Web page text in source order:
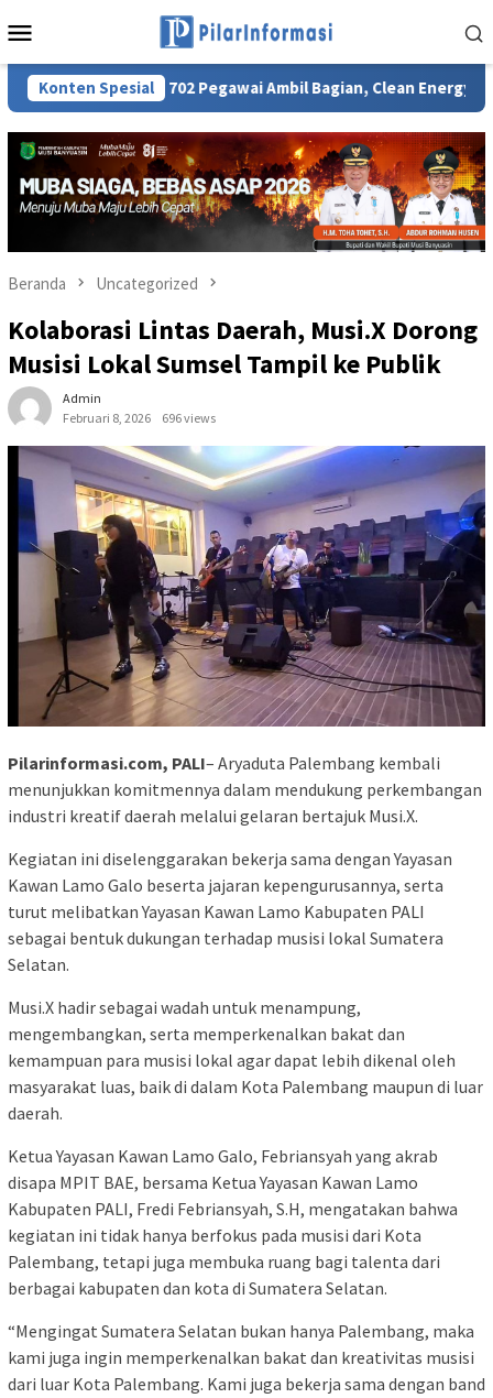
ke
Mobile
Konten Spesial
702 Pegawai Ambil Bagian, Clean Energy Day PLN UID
Beranda Uncategorized
Kolaborasi Lintas Daerah, Musi.X Dorong
Musisi Lokal Sumsel Tampil ke Publik
Admin
Februari 8, 2026
696 views
Pilarinformasi.com, PALI– Aryaduta Palembang kembali
menunjukkan komitmennya dalam mendukung perkembangan
industri kreatif daerah melalui gelaran bertajuk Musi.X.
Kegiatan ini diselenggarakan bekerja sama dengan Yayasan
Kawan Lamo Galo beserta jajaran kepengurusannya, serta
turut melibatkan Yayasan Kawan Lamo Kabupaten PALI
sebagai bentuk dukungan terhadap musisi lokal Sumatera
Selatan.
Musi.X hadir sebagai wadah untuk menampung,
mengembangkan, serta memperkenalkan bakat dan
kemampuan para musisi lokal agar dapat lebih dikenal oleh
masyarakat luas, baik di dalam Kota Palembang maupun di luar
daerah.
Ketua Yayasan Kawan Lamo Galo, Febriansyah yang akrab
disapa MPIT BAE, bersama Ketua Yayasan Kawan Lamo
Kabupaten PALI, Fredi Febriansyah, S.H, mengatakan bahwa
kegiatan ini tidak hanya berfokus pada musisi dari Kota
Palembang, tetapi juga membuka ruang bagi talenta dari
berbagai kabupaten dan kota di Sumatera Selatan.
“Mengingat Sumatera Selatan bukan hanya Palembang, maka
kami juga ingin memperkenalkan bakat dan kreativitas musisi
dari luar Kota Palembang. Kami juga bekerja sama dengan band